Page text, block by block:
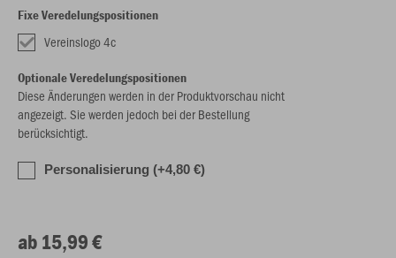
Fixe Veredelungspositionen
Vereinslogo 4c
Optionale Veredelungspositionen
Diese Änderungen werden in der Produktvorschau nicht
angezeigt. Sie werden jedoch bei der Bestellung
berücksichtigt.
Personalisierung (+4,80 €)
ab 15,99 €